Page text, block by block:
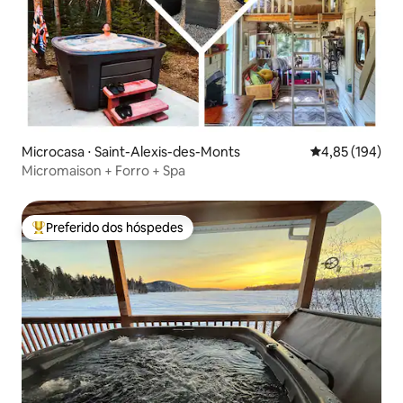
Microcasa ⋅ Saint-Alexis-des-Monts 4,85 de uma
4,85 (194)
Micromaison + Forro + Spa
Entre os melhores preferidos dos hóspedes
Preferido dos hóspedes